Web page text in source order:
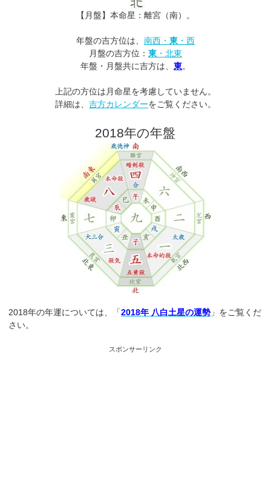
【月盤】本命星：離宮（南）。
年盤の吉方位は、 南西・ 東・西
月盤の吉方位： 東・北東
年盤・月盤共に吉方は、 東。
上記の方位は月命星を考慮していません。
詳細は、 吉方カレンダーをご覧ください。
2018年の年盤
2018年の年運については、「2018年 八白土星の運勢 」をご覧くだ
さい。
スポンサーリンク